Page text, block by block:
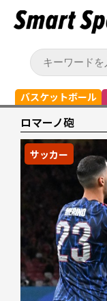
バスケットボール
ロマーノ砲
サッカー